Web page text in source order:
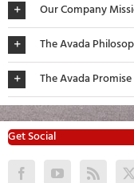
Our Company
The Avada
The Avada Promise
Get Social